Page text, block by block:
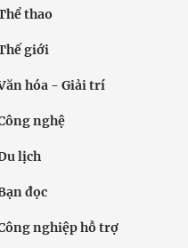
thao
giới
hóa - Giải trí
nghệ
lịch
đọc
nghiệp hỗ trợ